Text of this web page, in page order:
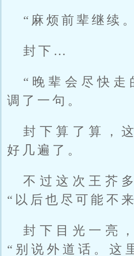
“麻烦前辈继续
封下…
“晚辈会尽快走
调了一句。
封下算了算，
好几遍了。
不过这次王芥
“以后也尽可能不
封下目光一亮
“别说外道话。这